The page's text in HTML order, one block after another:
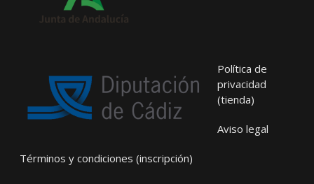
Política de
privacidad
(tienda)
Aviso legal
Términos y condiciones (inscripción)